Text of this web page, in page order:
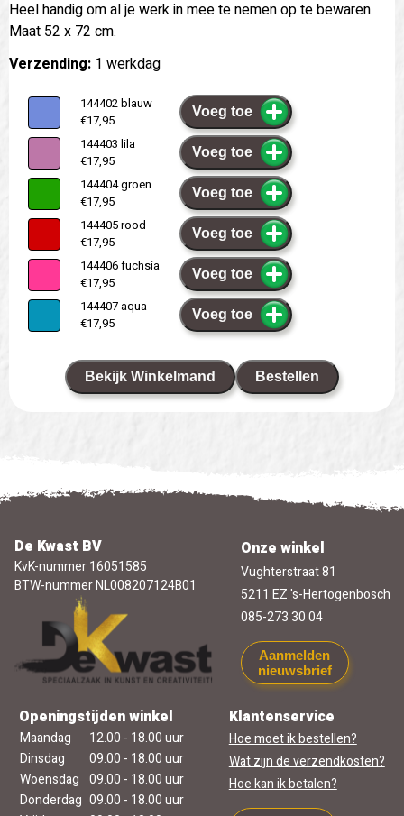
Heel handig om al je werk in mee te nemen op te bewaren.
Maat 52 x 72 cm.
Verzending: 1 werkdag
144402 blauw
€17,95
Voeg toe
144403 lila
€17,95
Voeg toe
144404 groen
€17,95
Voeg toe
144405 rood
€17,95
Voeg toe
144406 fuchsia
€17,95
Voeg toe
144407 aqua
€17,95
Voeg toe
Bekijk Winkelmand Bestellen
De Kwast BV
KvK-nummer 16051585
BTW-nummer NL008207124B01
Onze winkel
Vughterstraat 81
5211 EZ 's-Hertogenbosch
085-273 30 04
Aanmelden
nieuwsbrief
Openingstijden winkel
Maandag
12.00 - 18.00 uur
Dinsdag
09.00 - 18.00 uur
Woensdag 09.00 - 18.00 uur
Donderdag 09.00 - 18.00 uur
Klantenservice
Hoe moet ik bestellen?
Wat zijn de verzendkosten?
Hoe kan ik betalen?